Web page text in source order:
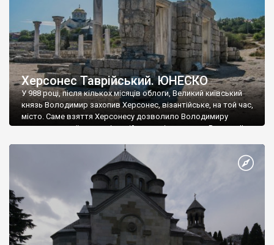
Херсонес Таврійський. ЮНЕСКО
У 988 році, після кількох місяців облоги, Великий київський
князь Володимир захопив Херсонес, візантійське, на той час,
місто. Саме взяття Херсонесу дозволило Володимиру
диктувати свої умови візантійському імператору Василю ІІ, та
Херсонесі Володимир-язичник, став Василем-християнином.
А потім було Хрещення Русі. На честь Херсонесу Таврійського